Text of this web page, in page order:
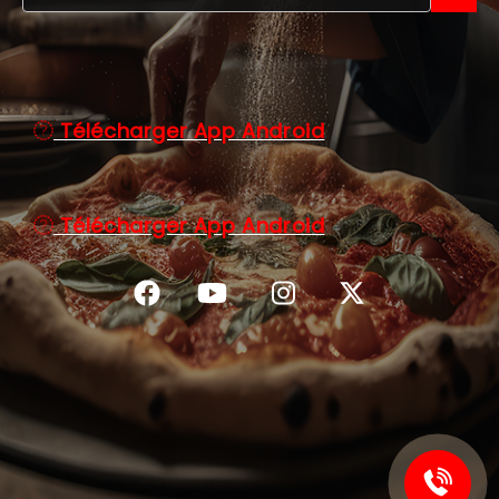
C.G.V
Télécharger App Android
Télécharger App Android